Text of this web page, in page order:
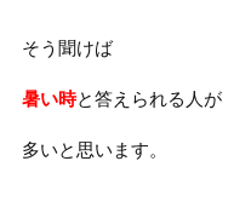
そう聞けば
暑い時と答えられる人が
多いと思います。